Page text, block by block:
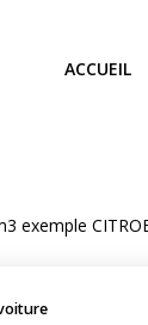
ACCUEIL
exemple